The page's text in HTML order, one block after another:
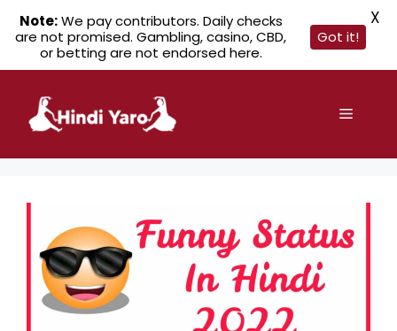
content
Menu
Note:We pay contributors. Daily checks
are not promised. Gambling, casino, CBD,
or betting are not endorsed here.
Got it!
X